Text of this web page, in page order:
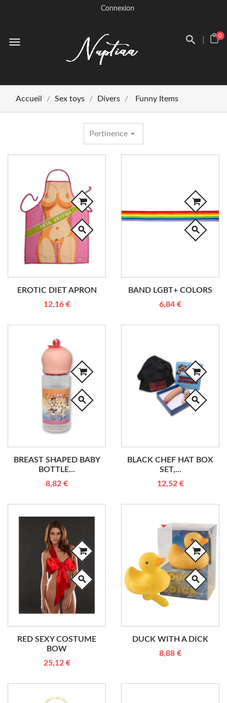
Connexion
menu 0
Accueil Sex toys Divers Funny Items
Pertinence arrow_drop_down
search
EROTIC DIET APRON
12,16 €
search
BAND LGBT+ COLORS
6,84 €
search
BREAST SHAPED BABY
BOTTLE...
8,82 €
RUPTURE DE STOCK
search
BLACK CHEF HAT BOX
SET,...
12,52 €
search
RED SEXY COSTUME
BOW
25,12 €
search
DUCK WITH A DICK
8,88 €
RUPTURE DE STOCK